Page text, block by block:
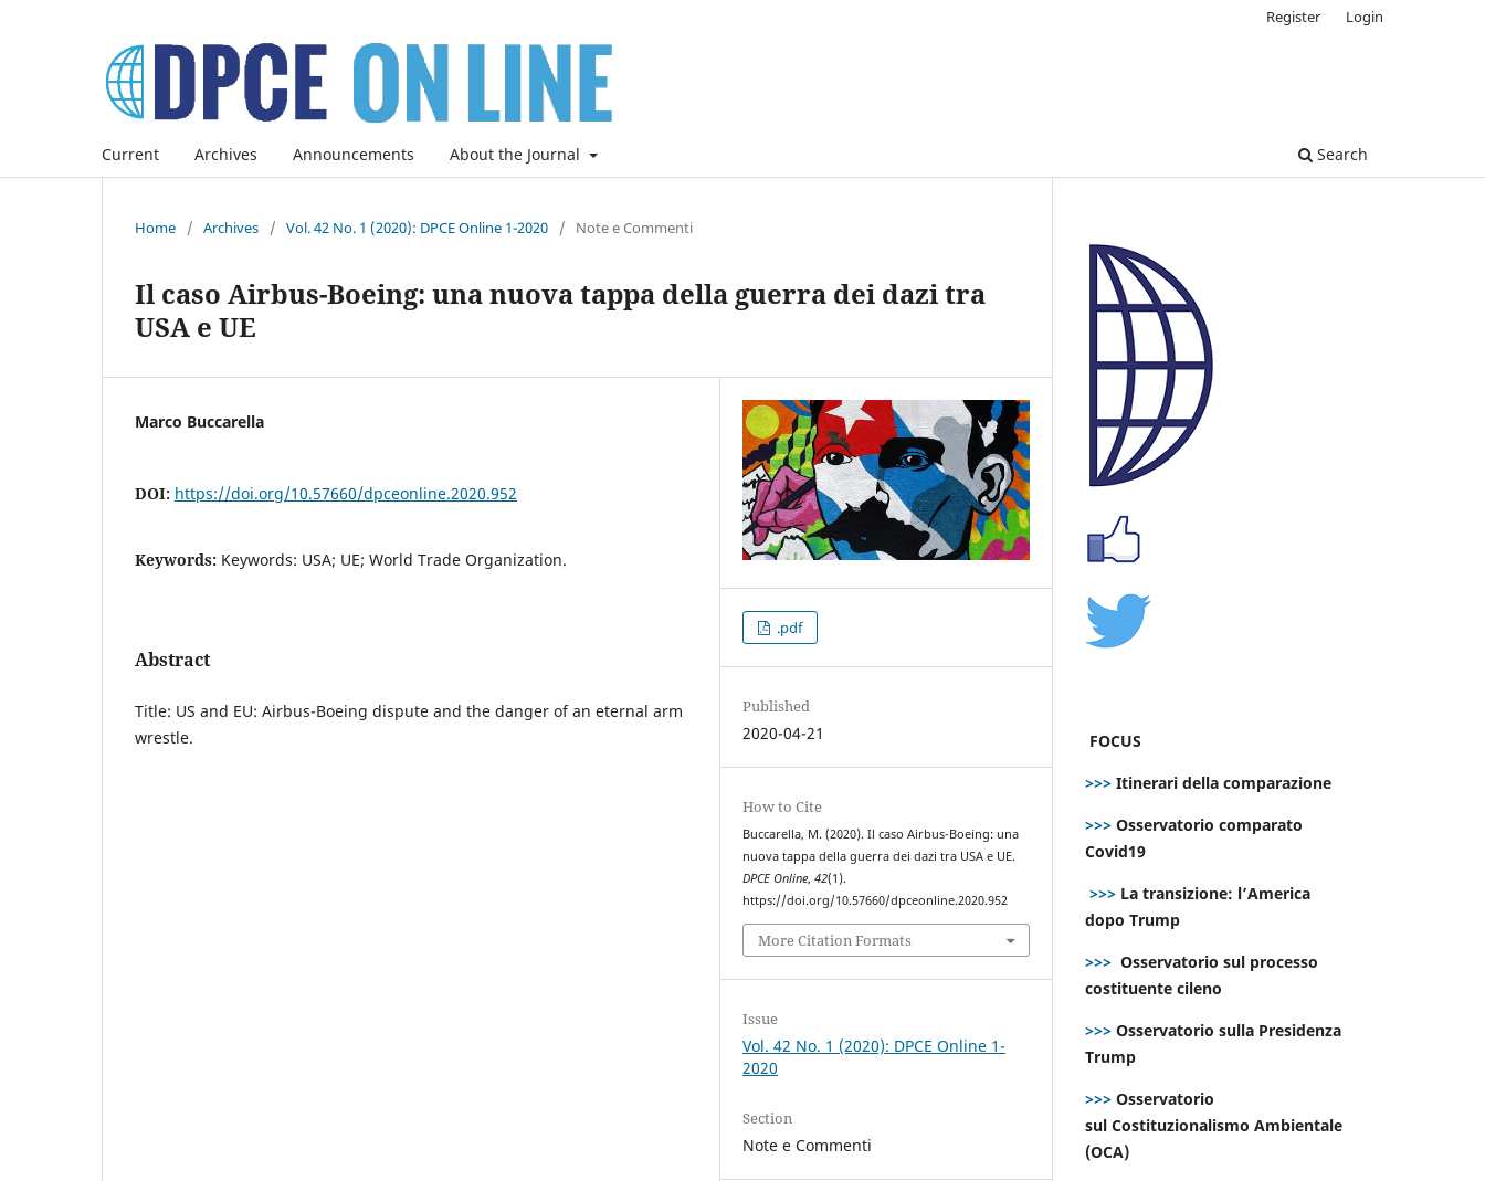
Current Archives Announcements About the Journal Search
Register Login
Home / Archives / Vol. 42 No. 1 (2020): DPCE Online 1-2020 / Note e Commenti
Il caso Airbus-Boeing: una nuova tappa della guerra dei dazi tra
USA e UE
Marco Buccarella
DOI: https://doi.org/10.57660/dpceonline.2020.952
Keywords: Keywords: USA; UE; World Trade Organization.
Abstract
Title: US and EU: Airbus-Boeing dispute and the danger of an eternal arm
wrestle.
.pdf
Published
2020-04-21
How to Cite
Buccarella, M. (2020). Il caso Airbus-Boeing: una
nuova tappa della guerra dei dazi tra USA e UE.
DPCE Online,42(1).
https://doi.org/10.57660/dpceonline.2020.952
More Citation Formats
Issue
Vol. 42 No. 1 (2020): DPCE Online 1-
2020
Section
Note e Commenti
FOCUS
>>> Itinerari della comparazione
>>> Osservatorio comparato
Covid19
>>> La transizione: l’America
dopo Trump
>>> Osservatorio sul processo
costituente cileno
>>> Osservatorio sulla Presidenza
Trump
>>> Osservatorio
sul Costituzionalismo Ambientale
(OCA)